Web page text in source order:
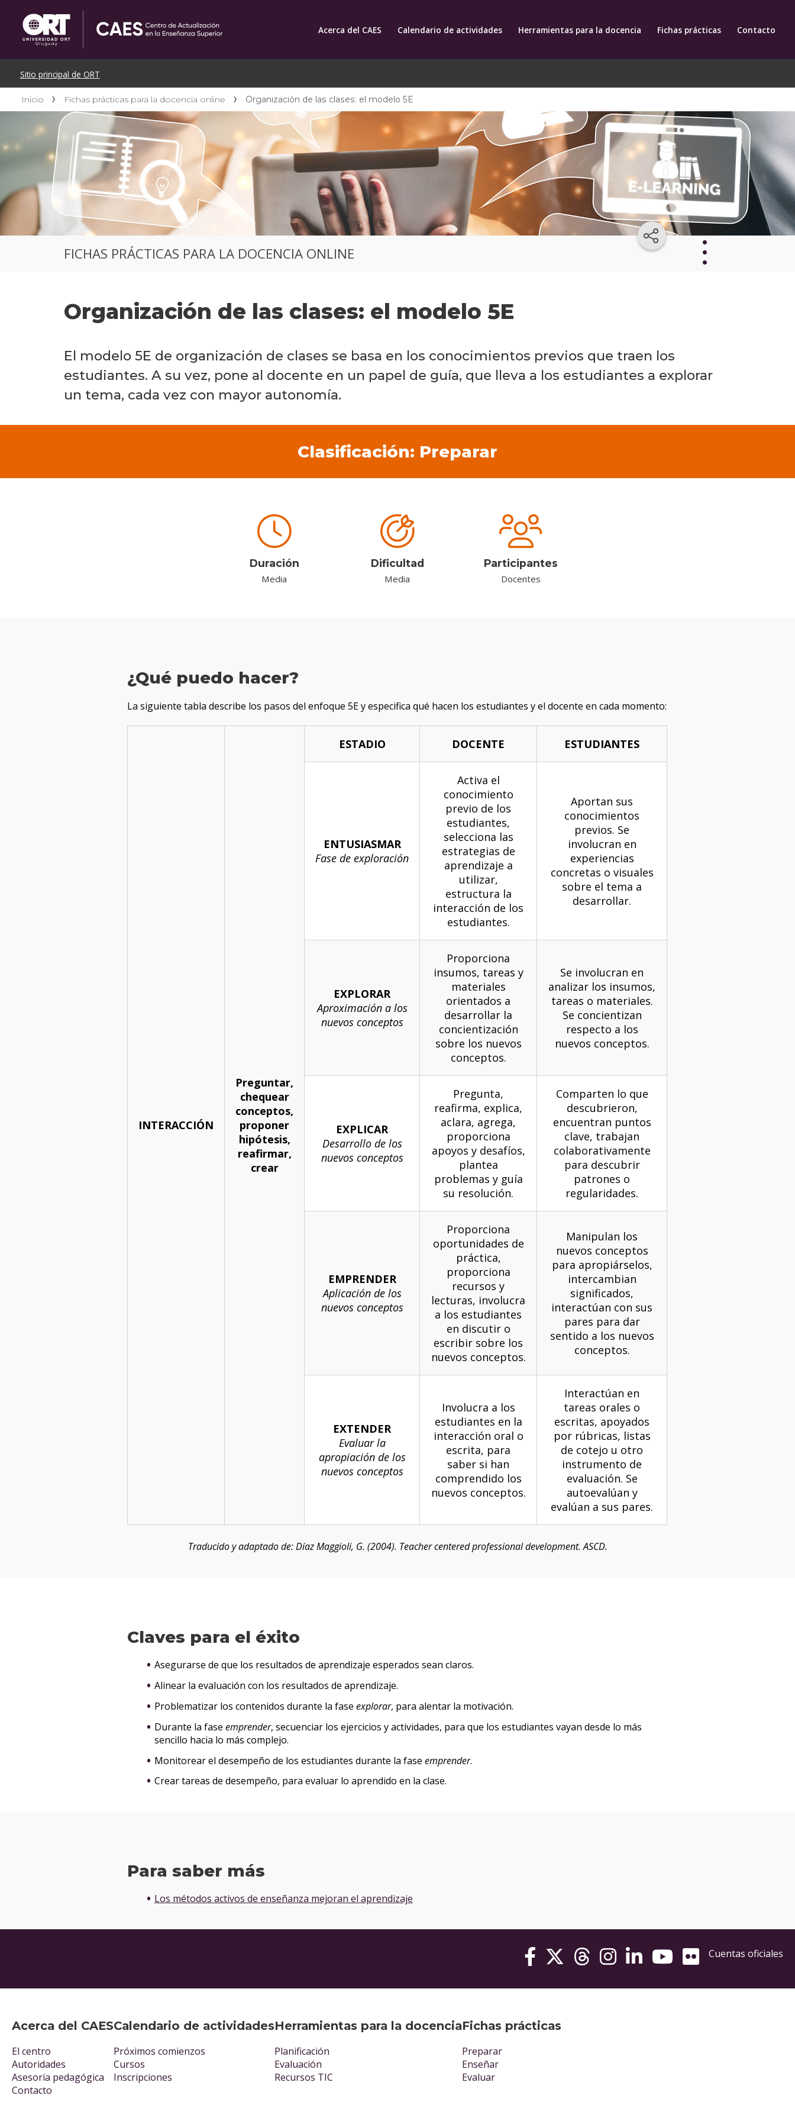
Acerca del CAES Calendario de actividades Herramientas para la docencia Fichas prácticas Contacto
Inicio Fichas prácticas para la docencia online Organización de las clases: el modelo 5E
FICHAS PRÁCTICAS PARA LA DOCENCIA ONLINE
Organización de las clases: el modelo 5E
online
Evaluar
El modelo 5E de organización de clases se basa en los conocimientos previos que traen los
estudiantes. A su vez, pone al docente en un papel de guía, que lleva a los estudiantes a explorar
un tema, cada vez con mayor autonomía.
Clasificación: Preparar
Duración
Media
Dificultad
Media
Participantes
Docentes
¿Qué puedo hacer?
La siguiente tabla describe los pasos del enfoque 5E y especifica qué hacen los estudiantes y el docente en cada momento:
INTERACCIÓN
Preguntar,
chequear
conceptos,
proponer
hipótesis,
reafirmar,
crear
ESTADIO DOCENTE ESTUDIANTES
ENTUSIASMAR
Fase de exploración
Activa el
conocimiento
previo de los
estudiantes,
selecciona las
estrategias de
aprendizaje a
utilizar,
estructura la
interacción de los
estudiantes.
Aportan sus
conocimientos
previos. Se
involucran en
experiencias
concretas o visuales
sobre el tema a
desarrollar.
EXPLORAR
Aproximación a los
nuevos conceptos
Proporciona
insumos, tareas y
materiales
orientados a
desarrollar la
concientización
sobre los nuevos
conceptos.
Se involucran en
analizar los insumos,
tareas o materiales.
Se concientizan
respecto a los
nuevos conceptos.
EXPLICAR
Desarrollo de los
nuevos conceptos
Pregunta,
reafirma, explica,
aclara, agrega,
proporciona
apoyos y desafíos,
plantea
problemas y guía
su resolución.
Comparten lo que
descubrieron,
encuentran puntos
clave, trabajan
colaborativamente
para descubrir
patrones o
regularidades.
EMPRENDER
Aplicación de los
nuevos conceptos
Proporciona
oportunidades de
práctica,
proporciona
recursos y
lecturas, involucra
a los estudiantes
en discutir o
escribir sobre los
nuevos conceptos.
Manipulan los
nuevos conceptos
para apropiárselos,
intercambian
significados,
interactúan con sus
pares para dar
sentido a los nuevos
conceptos.
EXTENDER
Evaluar la
apropiación de los
nuevos conceptos
Involucra a los
estudiantes en la
interacción oral o
escrita, para
saber si han
comprendido los
nuevos conceptos.
Interactúan en
tareas orales o
escritas, apoyados
por rúbricas, listas
de cotejo u otro
instrumento de
evaluación. Se
autoevalúan y
evalúan a sus pares.
Traducido y adaptado de: Díaz Maggioli, G. (2004). Teacher centered professional development. ASCD.
Claves para el éxito
Asegurarse de que los resultados de aprendizaje esperados sean claros.
Alinear la evaluación con los resultados de aprendizaje.
Problematizar los contenidos durante la fase explorar, para alentar la motivación.
Durante la fase emprender, secuenciar los ejercicios y actividades, para que los estudiantes vayan desde lo más
sencillo hacia lo más complejo.
Monitorear el desempeño de los estudiantes durante la fase emprender.
Crear tareas de desempeño, para evaluar lo aprendido en la clase.
Para saber más
Los métodos activos de enseñanza mejoran el aprendizaje
Acerca del CAES
El centro
Autoridades
Asesoría pedagógica
Contacto
Calendario de actividades
Próximos comienzos
Cursos
Inscripciones
Herramientas para la docencia
Planificación
Evaluación
Recursos TIC
Fichas prácticas
Preparar
Enseñar
Evaluar
Cuentas oficiales